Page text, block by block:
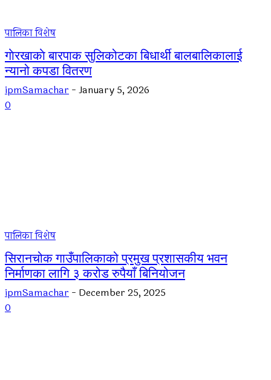
पालिका विशेष
गाेरखाकाे बारपाक सुलिकोटका बिधार्थी बालबालिकालाई
न्यानो कपडा वितरण
ipmSamachar - January 5, 2026
0
पालिका विशेष
सिरानचोक गाउँपालिकाको प्रमुख प्रशासकीय भवन
निर्माणका लागि ३ करोड रुपैयाँ बिनियोजन
ipmSamachar - December 25, 2025
0